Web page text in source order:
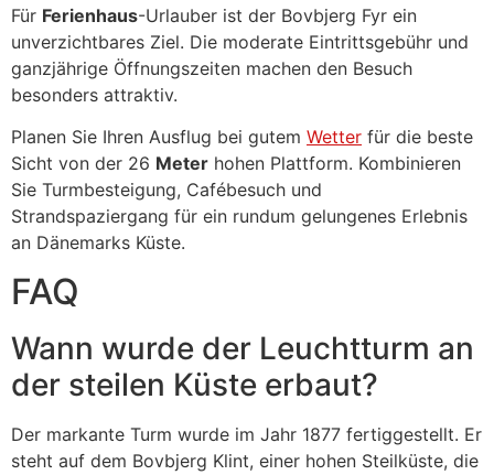
Für Ferienhaus-Urlauber ist der Bovbjerg Fyr ein
unverzichtbares Ziel. Die moderate Eintrittsgebühr und
ganzjährige Öffnungszeiten machen den Besuch
besonders attraktiv.
Planen Sie Ihren Ausflug bei gutem Wetter für die beste
Sicht von der 26 Meter hohen Plattform. Kombinieren
Sie Turmbesteigung, Cafébesuch und
Strandspaziergang für ein rundum gelungenes Erlebnis
an Dänemarks Küste.
FAQ
Wann wurde der Leuchtturm an
der steilen Küste erbaut?
Der markante Turm wurde im Jahr 1877 fertiggestellt. Er
steht auf dem Bovbjerg Klint, einer hohen Steilküste, die